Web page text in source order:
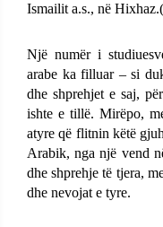
Ismailit a.s., në
Një numër i
arabe ka filluar – si
dhe shprehjet e saj,
ishte e tillë. Mirëpo,
atyre që flitnin këtë
Arabik, nga një vend
dhe shprehje të tjera,
dhe nevojat e tyre.